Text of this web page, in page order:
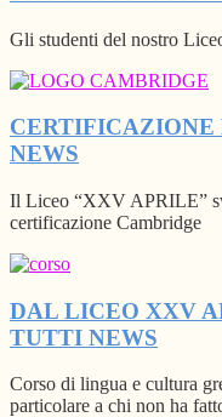
Gli studenti del nostro
NEWS
Il Liceo “XXV APRILE”
certificazione Cambridge
DAL LICEO XXV
TUTTI NEWS
Corso di lingua e cultura
particolare a chi non ha